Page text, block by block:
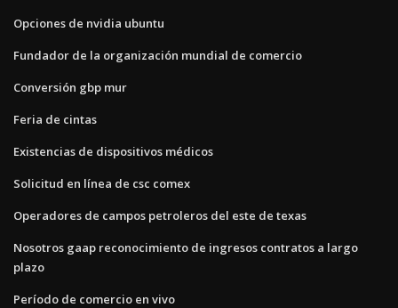
Opciones de nvidia ubuntu
Fundador de la organización mundial de comercio
Conversión gbp mur
Feria de cintas
Existencias de dispositivos médicos
Solicitud en línea de csc comex
Operadores de campos petroleros del este de texas
Nosotros gaap reconocimiento de ingresos contratos a largo
plazo
Período de comercio en vivo